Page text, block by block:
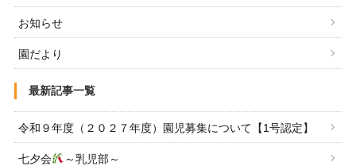
お知らせ
園だより
最新記事一覧
令和９年度（２０２７年度）園児募集について【1号認定】
七夕会 ～乳児部～